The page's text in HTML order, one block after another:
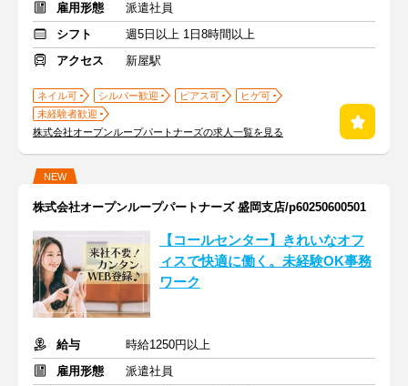
雇用形態
派遣社員
シフト
週5日以上 1日8時間以上
アクセス
新屋駅
ネイル可 シルバー歓迎 ピアス可
ヒゲ可
未経験者歓迎
株式会社オープンループパートナーズの求人一覧を見る
NEW
株式会社オープンループパートナーズ 盛岡支店/p60250600501
【コールセンター】きれいなオフ
ィスで快適に働く。未経験OK事務
ワーク
給与
時給1250円以上
雇用形態
派遣社員